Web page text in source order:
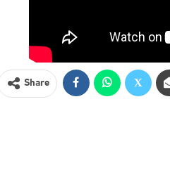
Share